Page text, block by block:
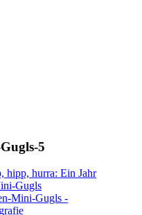
5
hipp, hurra: Ein Jahr
Gugls